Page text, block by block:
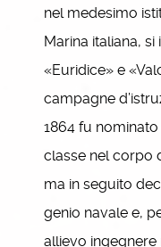
nel medesimo
Marina italiana,
«Euridice» e
campagne
1864 fu
classe nel corpo
ma in seguito
genio navale e,
allievo